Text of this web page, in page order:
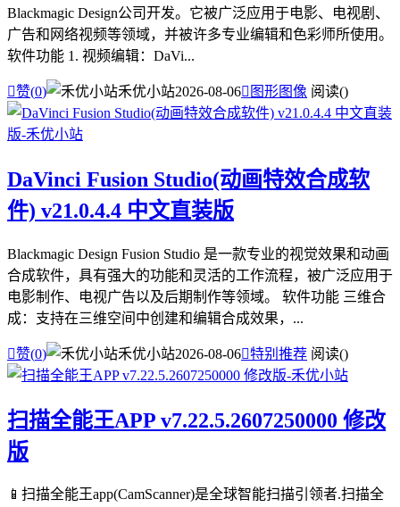
Blackmagic Design公司开发。它被广泛应用于电影、电视剧、
广告和网络视频等领域，并被许多专业编辑和色彩师所使用。
软件功能 1. 视频编辑：DaVi...
赞(0) 禾优小站2026-08-06 图形图像 阅读()
DaVinci Fusion Studio(动画特效合成软
件) v21.0.4.4 中文直装版
Blackmagic Design Fusion Studio 是一款专业的视觉效果和动画
合成软件，具有强大的功能和灵活的工作流程，被广泛应用于
电影制作、电视广告以及后期制作等领域。 软件功能 三维合
成：支持在三维空间中创建和编辑合成效果，...
赞(0) 禾优小站2026-08-06特别推荐 阅读()
扫描全能王APP v7.22.5.2607250000 修改
版
📱扫描全能王app(CamScanner)是全球智能扫描引领者.扫描全